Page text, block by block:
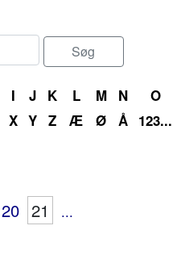
I J K L M N
O
X Y Z Æ Ø Å 123...
20 21
...